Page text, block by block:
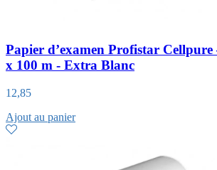
Papier d’examen Profistar Cellpure
x 100 m - Extra Blanc
12,85
Ajout au panier